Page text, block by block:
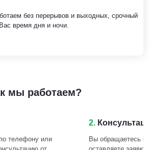
без перерывов и выходных, срочный
время дня и ночи.
мы работаем?
телефону или
2.
Вы обращаетесь